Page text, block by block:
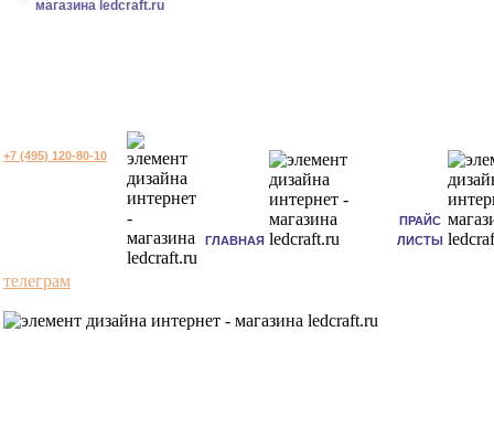
+7 (495) 120-80-10
ГЛАВНАЯ
ПРАЙС
ЛИСТЫ
телеграм